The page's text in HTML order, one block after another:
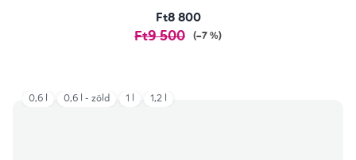
Ft8 800
Ft9 500 (–7 %)
0,6 l 0,6 l - zöld 1 l 1,2 l